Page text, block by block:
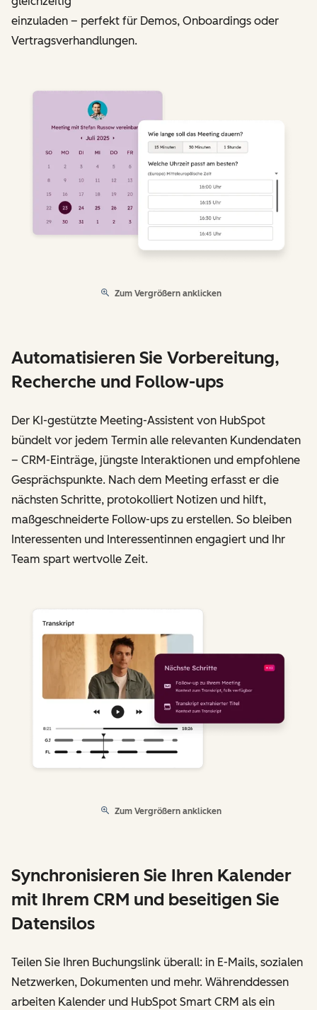
einzuladen – perfekt für Demos, Onboardings oder
Vertragsverhandlungen.
Zum Vergrößern anklicken
Automatisieren Sie Vorbereitung,
Recherche und Follow-ups
Der KI-gestützte Meeting-Assistent von HubSpot
bündelt vor jedem Termin alle relevanten Kundendaten
– CRM-Einträge, jüngste Interaktionen und empfohlene
Gesprächspunkte. Nach dem Meeting erfasst er die
nächsten Schritte, protokolliert Notizen und hilft,
maßgeschneiderte Follow-ups zu erstellen. So bleiben
Interessenten und Interessentinnen engagiert und Ihr
Team spart wertvolle Zeit.
Zum Vergrößern anklicken
Synchronisieren Sie Ihren Kalender
mit Ihrem CRM und beseitigen Sie
Datensilos
Teilen Sie Ihren Buchungslink überall: in E-Mails, sozialen
Netzwerken, Dokumenten und mehr. Währenddessen
arbeiten Kalender und HubSpot Smart CRM als ein